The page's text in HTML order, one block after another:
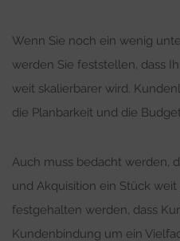
Wenn Sie noch ein wenig
werden Sie feststellen, dass
weit skalierbarer wird.
die Planbarkeit und die
Auch muss bedacht werden,
und Akquisition ein Stück
festgehalten werden, dass
Kundenbindung um ein